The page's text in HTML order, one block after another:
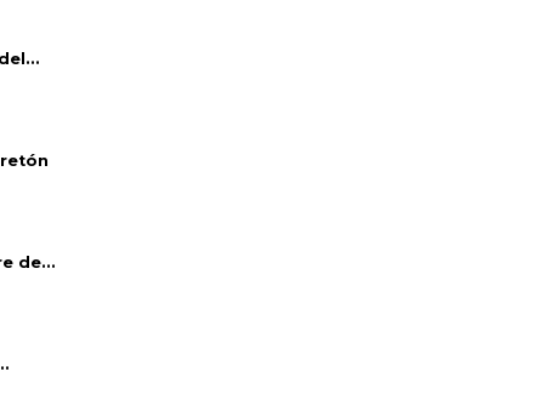
de...